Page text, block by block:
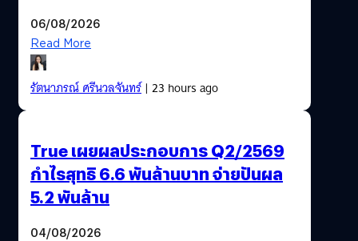
06/08/2026
Read More
รัตนาภรณ์ ศรีนวลจันทร์| 23 hours ago
True เผยผลประกอบการ Q2/2569
กำไรสุทธิ 6.6 พันล้านบาท จ่ายปันผล
5.2 พันล้าน
04/08/2026